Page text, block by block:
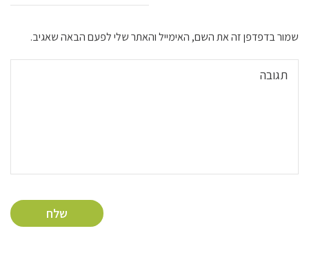
שמור בדפדפן זה את השם, האימייל והאתר שלי לפעם הבאה שאגיב.
שלח